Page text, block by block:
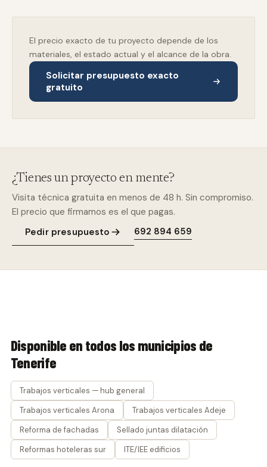
El precio exacto de tu proyecto depende de los
materiales, el estado actual y el alcance de la obra.
Solicitar presupuesto exacto
gratuito
¿Tienes un proyecto en mente?
Visita técnica gratuita en menos de 48 h. Sin compromiso.
El precio que firmamos es el que pagas.
Pedir presupuesto
692 894 659
Disponible en todos los municipios de
Tenerife
Trabajos verticales — hub general
Trabajos verticales Arona
Trabajos verticales Adeje
Reforma de fachadas
Sellado juntas dilatación
Reformas hoteleras sur
ITE/IEE edificios